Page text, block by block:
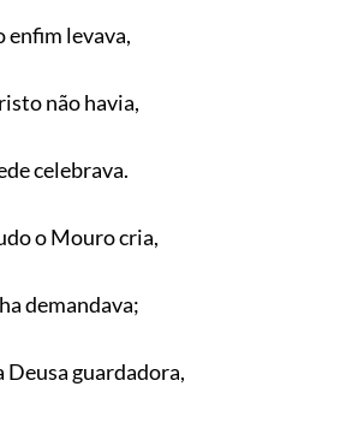
enfim levava,
não havia,
celebrava.
o Mouro cria,
demandava;
Deusa guardadora,